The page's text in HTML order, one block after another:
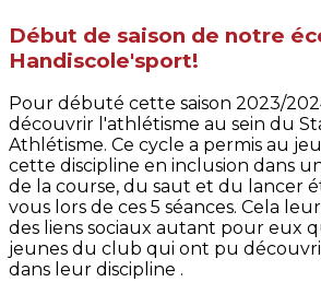
Début de saison de notre
Handiscole'sport!
Pour débuté cette saison 2023/
découvrir l'athlétisme au sein du
Athlétisme. Ce cycle a permis au
cette discipline en inclusion dans
de la course, du saut et du lancer
vous lors de ces 5 séances. Cela
des liens sociaux autant pour eux
jeunes du club qui ont pu
dans leur discipline .